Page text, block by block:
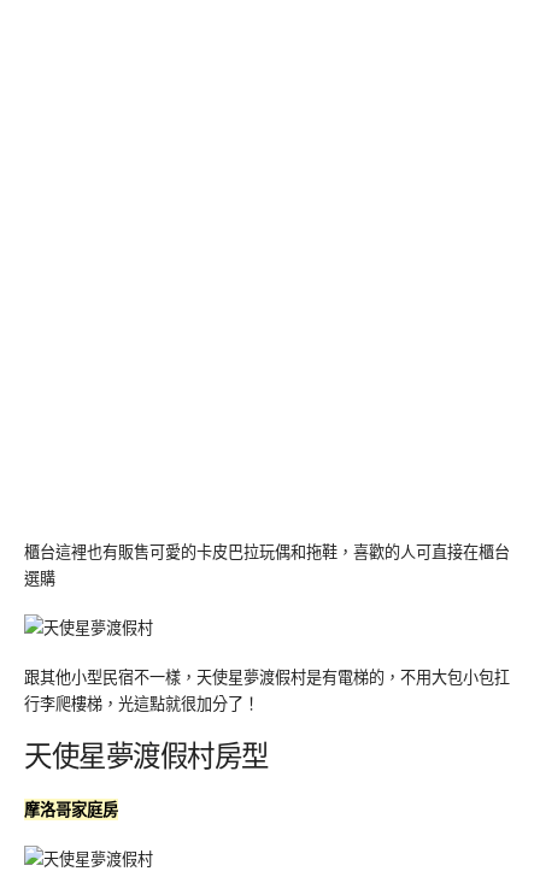
櫃台這裡也有販售可愛的卡皮巴拉玩偶和拖鞋，喜歡的人可直接在櫃台
選購
跟其他小型民宿不一樣，天使星夢渡假村是有電梯的，不用大包小包扛
行李爬樓梯，光這點就很加分了！
天使星夢渡假村房型
摩洛哥家庭房